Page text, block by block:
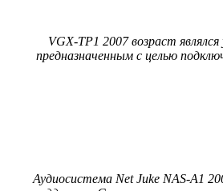
VGX-TP1 2007 возраст
предназначенным с целью
Аудиосистема Net Juke NAS-A1